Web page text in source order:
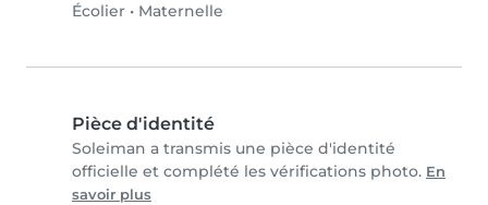
Écolier • Maternelle
Pièce d'identité
Soleiman a transmis une pièce d'identité
officielle et complété les vérifications photo. En
savoir plus